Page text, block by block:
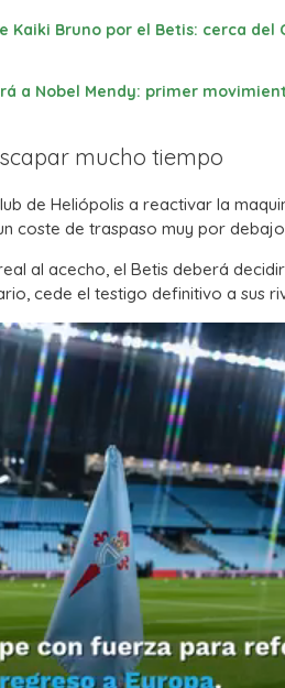
Bruno por el Betis: cerca del
a Nobel Mendy: primer
mucho tiempo
de Heliópolis a reactivar la
coste de traspaso muy por
al acecho, el Betis deberá
cede el testigo definitivo a sus